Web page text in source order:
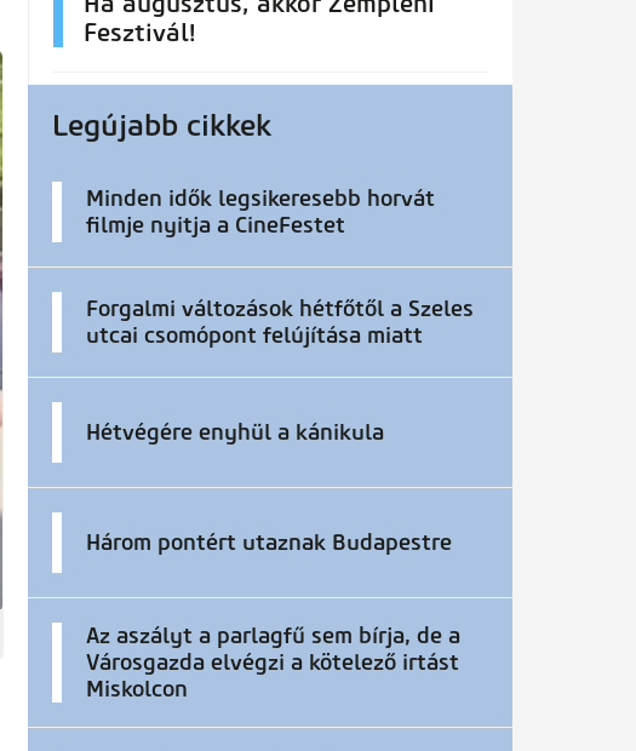
Fesztivál!
Legújabb cikkek
Minden idők legsikeresebb horvát
filmje nyitja a CineFestet
Forgalmi változások hétfőtől a Szeles
utcai csomópont felújítása miatt
Hétvégére enyhül a kánikula
Három pontért utaznak Budapestre
Az aszályt a parlagfű sem bírja, de a
Városgazda elvégzi a kötelező irtást
Miskolcon